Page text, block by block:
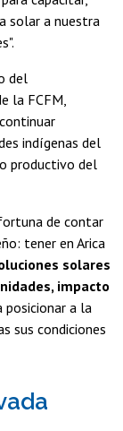
solar a nuestra
del
la FCFM,
indígenas del
productivo del
de contar
tener en Arica
solares
impacto
posicionar a la
sus condiciones